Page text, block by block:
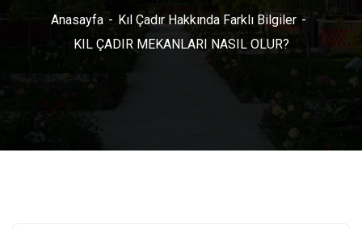
Anasayfa
Kıl Çadır Hakkında Farklı Bilgiler
KIL ÇADIR MEKANLARI NASIL OLUR?